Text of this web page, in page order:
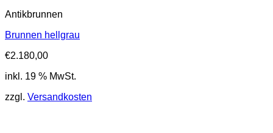
Antikbrunnen
Brunnen hellgrau
€2.180,00
inkl. 19 % MwSt.
zzgl. Versandkosten